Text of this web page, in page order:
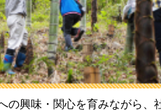
興味・関心を育みながら